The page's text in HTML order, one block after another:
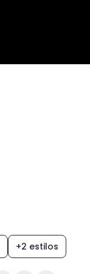
+2 estilos